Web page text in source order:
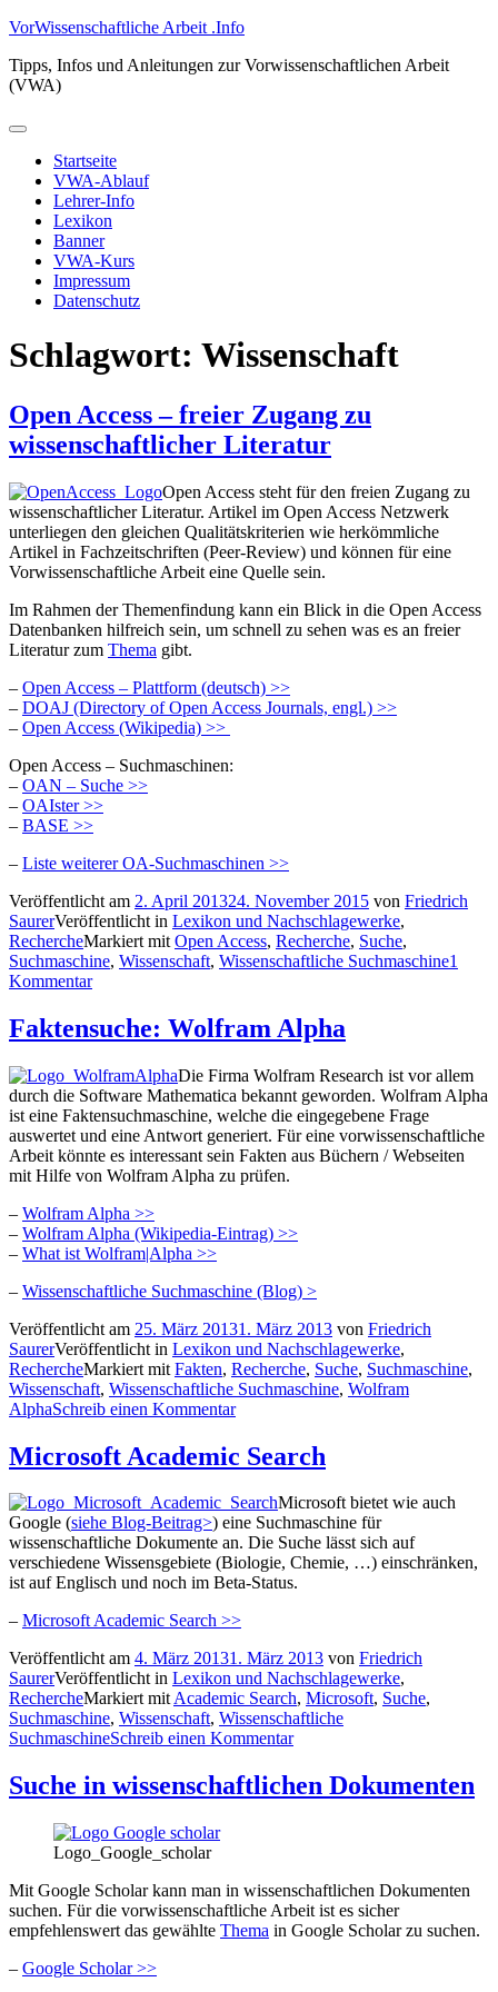
Zum
springen
VorWissenschaftliche Arbeit .Info
Tipps, Infos und Anleitungen zur Vorwissenschaftlichen Arbeit
(VWA)
Primäres
Startseite
VWA-Ablauf
Lehrer-Info
Lexikon
Banner
VWA-Kurs
Impressum
Datenschutz
Schlagwort: Wissenschaft
Open Access – freier Zugang zu
wissenschaftlicher Literatur
Open Access steht für den freien Zugang zu
wissenschaftlicher Literatur. Artikel im Open Access Netzwerk
unterliegen den gleichen Qualitätskriterien wie herkömmliche
Artikel in Fachzeitschriften (Peer-Review) und können für eine
Vorwissenschaftliche Arbeit eine Quelle sein.
Im Rahmen der Themenfindung kann ein Blick in die Open Access
Datenbanken hilfreich sein, um schnell zu sehen was es an freier
Literatur zum Thema gibt.
– Open Access – Plattform (deutsch) >>
– DOAJ (Directory of Open Access Journals, engl.) >>
– Open Access (Wikipedia) >>
Open Access – Suchmaschinen:
– OAN – Suche >>
– OAIster >>
– BASE >>
– Liste weiterer OA-Suchmaschinen >>
Veröffentlicht am 2. April 201324. November 2015 von Friedrich
SaurerVeröffentlicht in Lexikon und Nachschlagewerke,
RechercheMarkiert mit Open Access, Recherche, Suche,
Suchmaschine, Wissenschaft, Wissenschaftliche Suchmaschine1
Kommentar
Faktensuche: Wolfram Alpha
Die Firma Wolfram Research ist vor allem
durch die Software Mathematica bekannt geworden. Wolfram Alpha
ist eine Faktensuchmaschine, welche die eingegebene Frage
auswertet und eine Antwort generiert. Für eine vorwissenschaftliche
Arbeit könnte es interessant sein Fakten aus Büchern / Webseiten
mit Hilfe von Wolfram Alpha zu prüfen.
– Wolfram Alpha >>
– Wolfram Alpha (Wikipedia-Eintrag) >>
– What ist Wolfram|Alpha >>
– Wissenschaftliche Suchmaschine (Blog) >
Veröffentlicht am 25. März 20131. März 2013 von Friedrich
SaurerVeröffentlicht in Lexikon und Nachschlagewerke,
RechercheMarkiert mit Fakten, Recherche, Suche, Suchmaschine,
Wissenschaft, Wissenschaftliche Suchmaschine, Wolfram
AlphaSchreib einen Kommentar
Microsoft Academic Search
Microsoft bietet wie auch
Google (siehe Blog-Beitrag>) eine Suchmaschine für
wissenschaftliche Dokumente an. Die Suche lässt sich auf
verschiedene Wissensgebiete (Biologie, Chemie, …) einschränken,
ist auf Englisch und noch im Beta-Status.
– Microsoft Academic Search >>
Veröffentlicht am 4. März 20131. März 2013 von Friedrich
SaurerVeröffentlicht in Lexikon und Nachschlagewerke,
RechercheMarkiert mitAcademic Search, Microsoft, Suche,
Suchmaschine, Wissenschaft, Wissenschaftliche
SuchmaschineSchreib einen Kommentar
Suche in wissenschaftlichen Dokumenten
Logo_Google_scholar
Mit Google Scholar kann man in wissenschaftlichen Dokumenten
suchen. Für die vorwissenschaftliche Arbeit ist es sicher
empfehlenswert das gewählte Thema in Google Scholar zu suchen.
– Google Scholar >>